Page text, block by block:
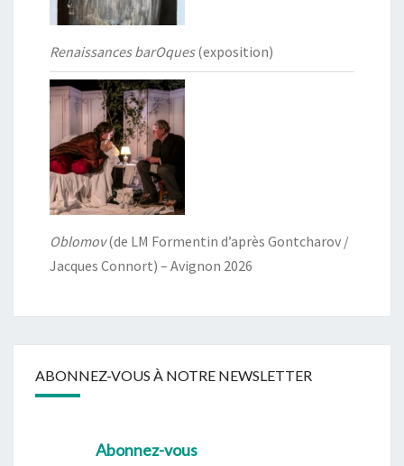
Renaissances barOques(exposition)
Oblomov(de LM Formentin d’après Gontcharov /
Jacques Connort) – Avignon 2026
ABONNEZ-VOUS À NOTRE NEWSLETTER
Abonnez-vous